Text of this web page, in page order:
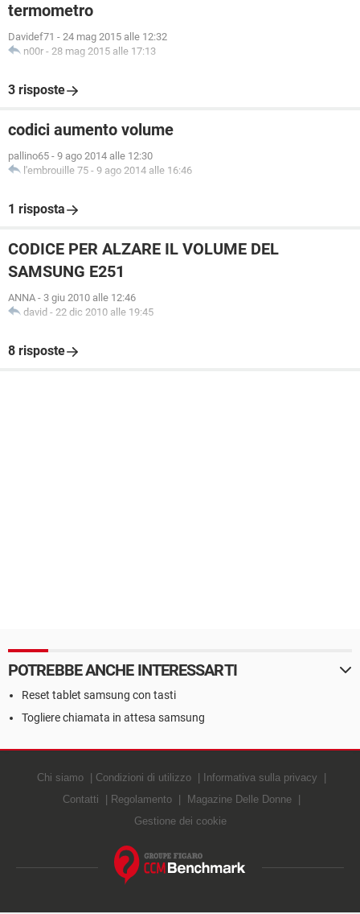
termometro
Davidef71 - 24 mag 2015 alle 12:32
n00r - 28 mag 2015 alle 17:13
3 risposte
codici aumento volume
pallino65 - 9 ago 2014 alle 12:30
l'embrouille 75 - 9 ago 2014 alle 16:46
1 risposta
CODICE PER ALZARE IL VOLUME DEL
SAMSUNG E251
ANNA - 3 giu 2010 alle 12:46
david - 22 dic 2010 alle 19:45
8 risposte
POTREBBE ANCHE INTERESSARTI
Reset tablet samsung con tasti
Togliere chiamata in attesa samsung
Chi siamo Condizioni di utilizzo
Informativa sulla privacy
Contatti
Regolamento
Magazine Delle Donne
Gestione dei cookie